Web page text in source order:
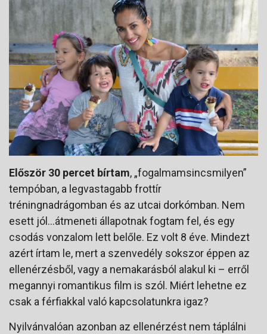
Először 30 percet bírtam, „fogalmamsincsmilyen”
tempóban, a legvastagabb frottír
tréningnadrágomban és az utcai dorkómban. Nem
esett jól…átmeneti állapotnak fogtam fel, és egy
csodás vonzalom lett belőle. Ez volt 8 éve. Mindezt
azért írtam le, mert a szenvedély sokszor éppen az
ellenérzésből, vagy a nemakarásból alakul ki – erről
megannyi romantikus film is szól. Miért lehetne ez
csak a férfiakkal való kapcsolatunkra igaz?
Nyilvánvalóan azonban az ellenérzést nem táplálni